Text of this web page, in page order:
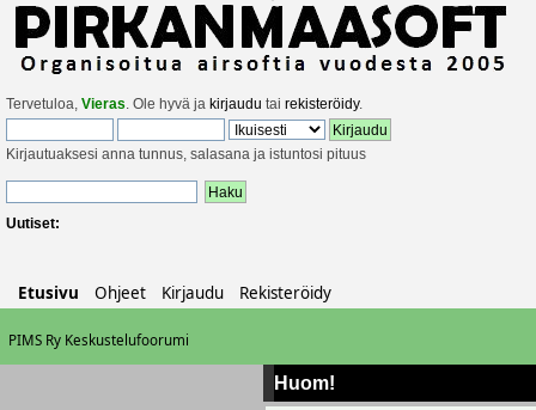
Tervetuloa, Vieras. Ole hyvä ja kirjaudu tai rekisteröidy.
Kirjautuaksesi anna tunnus, salasana ja istuntosi pituus
Uutiset:
Etusivu Ohjeet Kirjaudu Rekisteröidy
PIMS Ry Keskustelufoorumi
Huom!